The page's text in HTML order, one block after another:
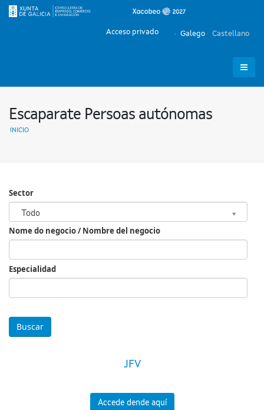
Galego Castellano
Acceso privado
Escaparate Persoas autónomas
INICIO
Sector
Todo
Sector
Nome do negocio / Nombre del negocio
Especialidad
JFV
Accede dende aquí